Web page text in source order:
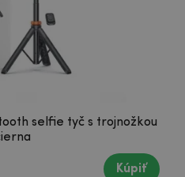
selfie tyč s trojnožkou
Kúpiť